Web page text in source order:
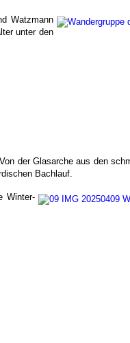
Watzmann
unter den
der Glasarche aus den
Bachlauf.
Winter-